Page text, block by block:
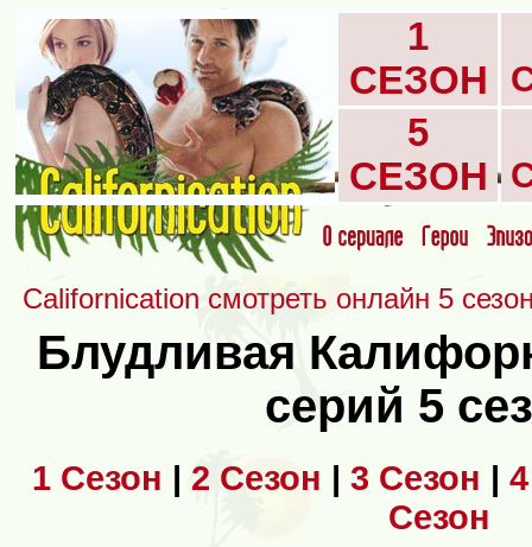
1
СЕЗОН
5
СЕЗОН
Californication смотреть онлайн 5
Блудливая
серий 5
1 Сезон | 2 Сезон | 3 Сезон |
Сезон